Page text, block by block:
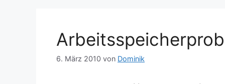
6. März 2010 von Dominik